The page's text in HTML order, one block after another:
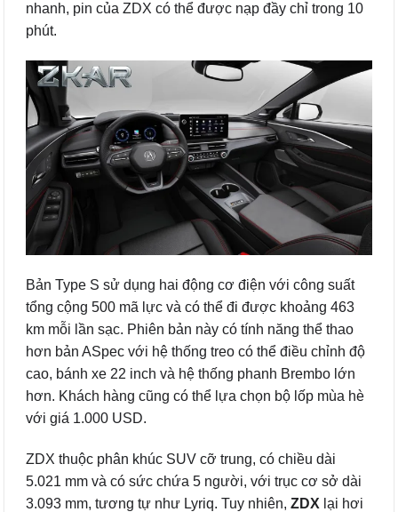
nhanh, pin của ZDX có thể được nạp đầy chỉ trong 10
phút.
Bản Type S sử dụng hai động cơ điện với công suất
tổng cộng 500 mã lực và có thể đi được khoảng 463
km mỗi lần sạc. Phiên bản này có tính năng thể thao
hơn bản ASpec với hệ thống treo có thể điều chỉnh độ
cao, bánh xe 22 inch và hệ thống phanh Brembo lớn
hơn. Khách hàng cũng có thể lựa chọn bộ lốp mùa hè
với giá 1.000 USD.
ZDX thuộc phân khúc SUV cỡ trung, có chiều dài
5.021 mm và có sức chứa 5 người, với trục cơ sở dài
3.093 mm, tương tự như Lyriq. Tuy nhiên, ZDX lại hơi